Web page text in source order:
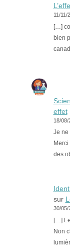
11/11/
[…]
bien
effet
18/08/
Je ne
des
sur
30/05/
[…]
Non